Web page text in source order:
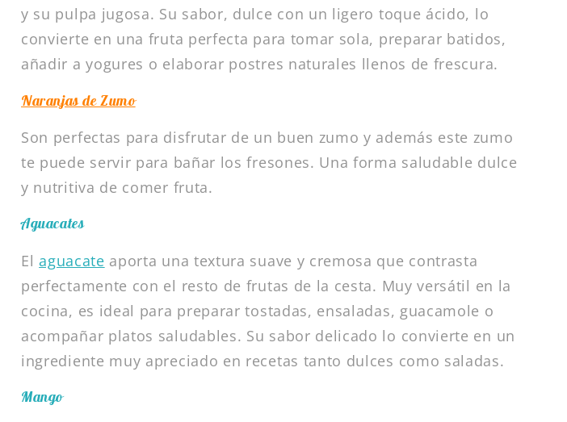
y su pulpa jugosa. Su sabor, dulce con un ligero toque ácido, lo
convierte en una fruta perfecta para tomar sola, preparar batidos,
añadir a yogures o elaborar postres naturales llenos de frescura.
Naranjas de Zumo
Son perfectas para disfrutar de un buen zumo y además este zumo
te puede servir para bañar los fresones. Una forma saludable dulce
y nutritiva de comer fruta.
Aguacates
Elaguacate aporta una textura suave y cremosa que contrasta
perfectamente con el resto de frutas de la cesta. Muy versátil en la
cocina, es ideal para preparar tostadas, ensaladas, guacamole o
acompañar platos saludables. Su sabor delicado lo convierte en un
ingrediente muy apreciado en recetas tanto dulces como saladas.
Mango